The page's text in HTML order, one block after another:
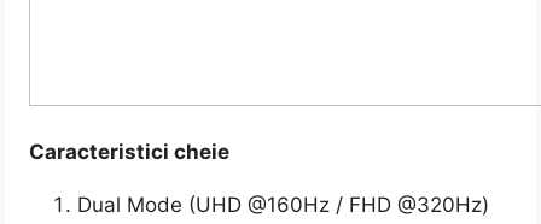
Caracteristici cheie
Dual Mode (UHD @160Hz / FHD @320Hz)